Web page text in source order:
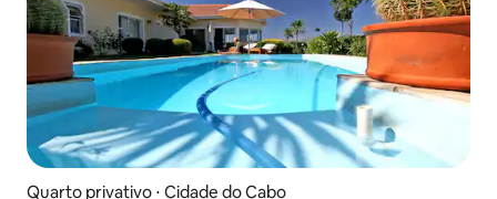
Quarto privativo ⋅ Cidade do Cabo